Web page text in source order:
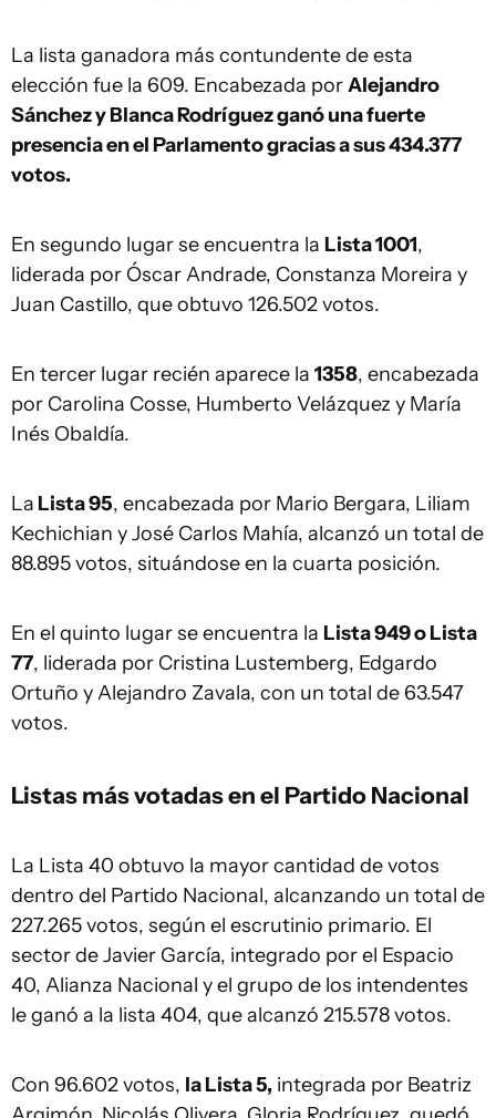
La lista ganadora más contundente de esta
elección fue la 609. Encabezada porAlejandro
Sánchez y Blanca Rodríguez ganó una fuerte
presencia en el Parlamento gracias a sus 434.377
votos.
En segundo lugar se encuentra la Lista 1001,
liderada por Óscar Andrade, Constanza Moreira y
Juan Castillo, que obtuvo 126.502 votos.
En tercer lugar recién aparece la 1358, encabezada
por Carolina Cosse, Humberto Velázquez y María
Inés Obaldía.
La Lista 95, encabezada por Mario Bergara, Liliam
Kechichian y José Carlos Mahía, alcanzó un total de
88.895 votos, situándose en la cuarta posición.
En el quinto lugar se encuentra la Lista 949 o Lista
77, liderada por Cristina Lustemberg, Edgardo
Ortuño y Alejandro Zavala, con un total de 63.547
votos.
Listas más votadas en el Partido Nacional
La Lista 40 obtuvo la mayor cantidad de votos
dentro del Partido Nacional, alcanzando un total de
227.265 votos, según el escrutinio primario. El
sector de Javier García, integrado por el Espacio
40, Alianza Nacional y el grupo de los intendentes
le ganó a la lista 404, que alcanzó 215.578 votos.
Con 96.602 votos, la Lista 5, integrada por Beatriz